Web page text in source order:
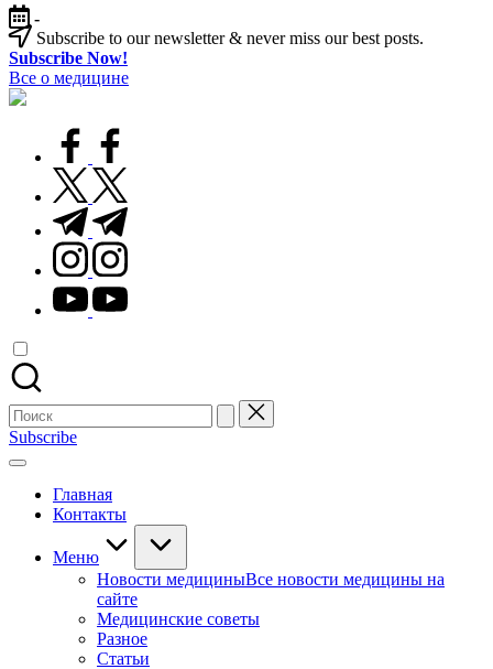
Перейти
к
содержимому
-
Subscribe to our newsletter & never miss our best posts.
Subscribe Now!
Все о медицине
Лечитесь
facebook.com
twitter.com
t.me
instagram.com
youtube.com
Поиск
для:
Subscribe
Главная
Контакты
Меню
Новости медициныВсе новости медицины на
сайте
Медицинские советы
Разное
Статьи